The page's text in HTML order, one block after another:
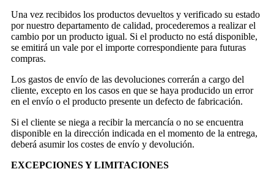
Una vez recibidos los productos devueltos y verificado su estado
por nuestro departamento de calidad, procederemos a realizar el
cambio por un producto igual. Si el producto no está disponible,
se emitirá un vale por el importe correspondiente para futuras
compras.
Los gastos de envío de las devoluciones correrán a cargo del
cliente, excepto en los casos en que se haya producido un error
en el envío o el producto presente un defecto de fabricación.
Si el cliente se niega a recibir la mercancía o no se encuentra
disponible en la dirección indicada en el momento de la entrega,
deberá asumir los costes de envío y devolución.
EXCEPCIONES Y LIMITACIONES